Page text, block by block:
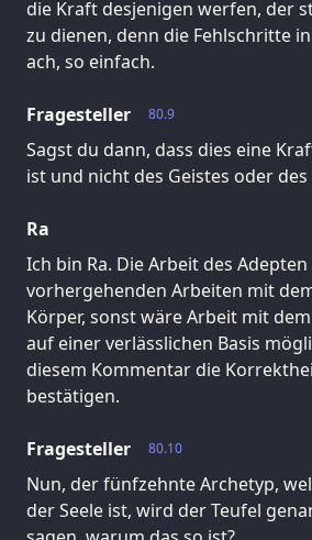
die Kraft desjenigen werfen, der
zu dienen, denn die Fehlschritte
ach, so einfach.
80.9
Fragesteller
Sagst du dann, dass dies eine
ist und nicht des Geistes oder
Ra
Ich bin Ra. Die Arbeit des
vorhergehenden Arbeiten mit
Körper, sonst wäre Arbeit mit
auf einer verlässlichen Basis
diesem Kommentar die
bestätigen.
80.10
Fragesteller
Nun, der fünfzehnte Archetyp,
der Seele ist, wird der Teufel